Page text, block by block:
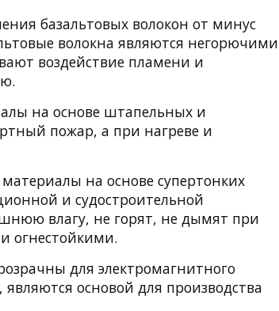
базальтовых волокон от минус
волокна являются негорючими
воздействие пламени и
на основе штапельных и
пожар, а при нагреве и
на основе супертонких
и судостроительной
влагу, не горят, не дымят при
огнестойкими.
для электромагнитного
основой для производства